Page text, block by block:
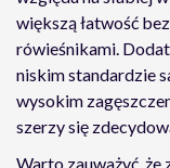
większą łatwość
rówieśnikami.
niskim standardzie
wysokim
szerzy się
Warto zauważyć,